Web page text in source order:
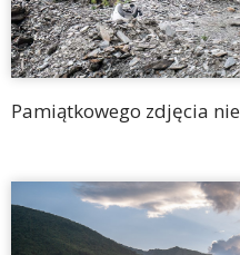
Pamiątkowego zdjęcia